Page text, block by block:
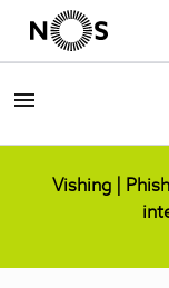
Vishing |